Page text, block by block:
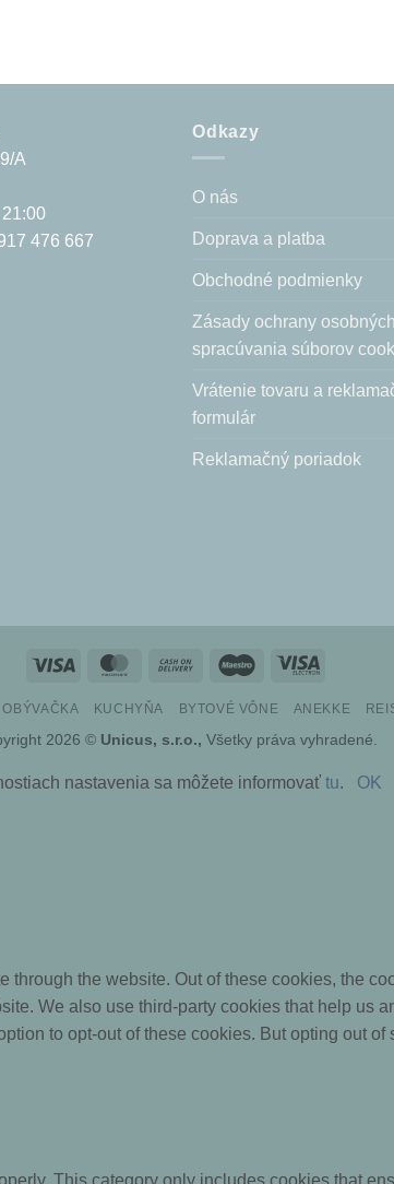
A
476 667
Odkazy
O nás
Doprava a platba
Obchodné podmienky
Zásady ochrany
spracúvania súborov
Vrátenie tovaru a
formulár
Reklamačný poriadok
Visa MasterCardCash
Delivery
Maestro Visa
OBÝVAČKA KUCHYŇA BYTOVÉ VÔNE ANEKKE
2026 © Unicus, s.r.o., Všetky práva vyhradené.
nastavenia sa môžete informovať tu. OK
the website. Out of these cookies, the
We also use third-party cookies that help us
to opt-out of these cookies. But opting out